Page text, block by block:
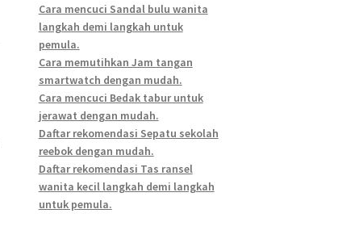
Cara mencuci Sandal bulu wanita
langkah demi langkah untuk
pemula.
Cara memutihkan Jam tangan
smartwatch dengan mudah.
Cara mencuci Bedak tabur untuk
jerawat dengan mudah.
Daftar rekomendasi Sepatu sekolah
reebok dengan mudah.
Daftar rekomendasi Tas ransel
wanita kecil langkah demi langkah
untuk pemula.